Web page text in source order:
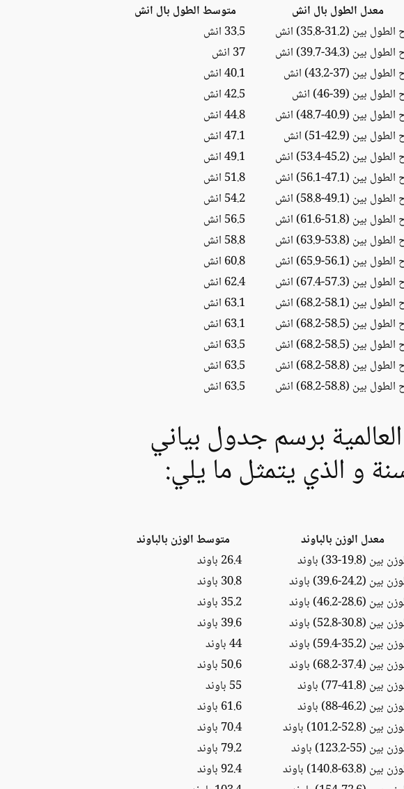
معدل الطول بال انش
متوسط الطول بال انش
بين (31.2-35.8) انش
33.5 انش
بين (34.3-39.7) انش
37 انش
بين (37-43.2) انش
40.1 انش
بين (39-46) انش
42.5 انش
بين (40.9-48.7) انش
44.8 انش
بين (42.9-51) انش
47.1 انش
بين (45.2-53.4) انش
49.1 انش
بين (47.1-56.1) انش
51.8 انش
بين (49.1-58.8) انش
54.2 انش
بين (51.8-61.6) انش
56.5 انش
بين (53.8-63.9) انش
58.8 انش
بين (56.1-65.9) انش
60.8 انش
بين (57.3-67.4) انش
62.4 انش
بين (58.1-68.2) انش
63.1 انش
بين (58.5-68.2) انش
63.1 انش
بين (58.5-68.2) انش
63.5 انش
بين (58.8-68.2) انش
63.5 انش
بين (58.8-68.2) انش 63.5 انش
برسم جدول بياني
معدل الوزن بالباوند
متوسط الوزن بالباوند
(19.8-33) باوند
26.4 باوند
39.6) باوند
30.8 باوند
46.2) باوند
35.2 باوند
52.8) باوند
39.6 باوند
59.4) باوند
44 باوند
68.2) باوند
50.6 باوند
(41.8-77) باوند
55 باوند
(46.2-88) باوند
61.6 باوند
101.2) باوند
70.4 باوند
(55-123.2) باوند
79.2 باوند
140.8) باوند
92.4 باوند